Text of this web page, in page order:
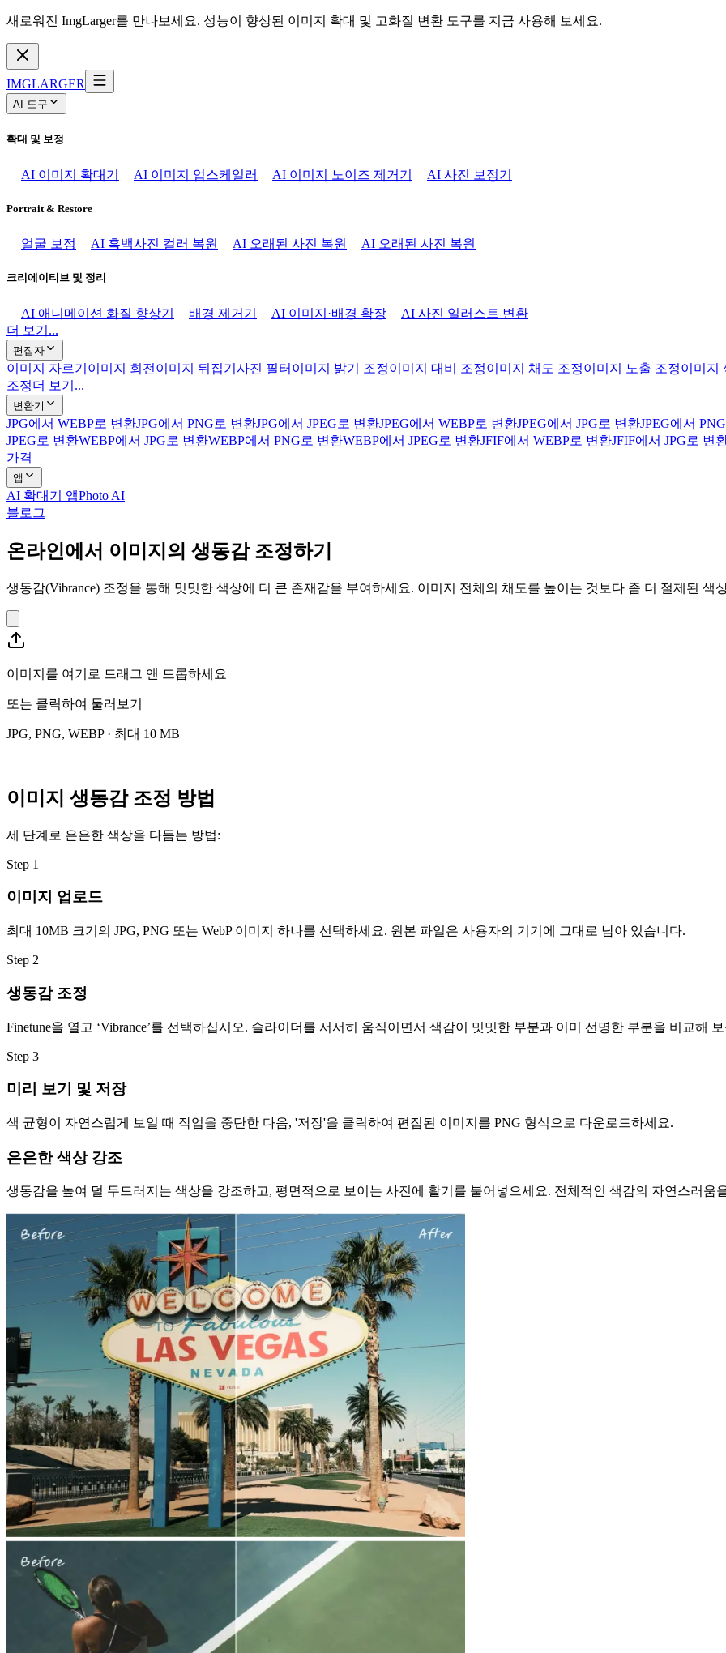
새로워진 ImgLarger를 만나보세요. 성능이 향상된 이미지 확대 및 고화질 변환 도구를 지금 사용해 보세요.
IMGLARGER
AI 도구
확대 및 보정
AI 이미지 확대기 AI 이미지 업스케일러 AI 이미지 노이즈 제거기 AI 사진 보정기
Portrait & Restore
얼굴 보정 AI 흑백사진 컬러 복원 AI 오래된 사진 복원 AI 오래된 사진 복원
크리에이티브 및 정리
AI 애니메이션 화질 향상기 배경 제거기 AI 이미지·배경 확장
AI 사진 일러스트 변환
더 보기...
편집자
이미지 자르기 이미지 회전 이미지 뒤집기 사진 필터 이미지 밝기 조정이미지 대비 조정이미지 채도 조정이미지 노출 조정이미지
조정더 보기...
변환기
JPG에서 WEBP로 변환JPG에서 PNG로 변환JPG에서 JPEG로 변환JPEG에서 WEBP로 변환JPEG에서 JPG로 변환JPEG에서
JPEG로 변환WEBP에서 JPG로 변환WEBP에서 PNG로 변환WEBP에서 JPEG로 변환JFIF에서 WEBP로 변환JFIF에서 JPG로 변
가격
앱
AI 확대기 앱Photo AI
블로그
온라인에서 이미지의 생동감 조정하기
생동감(Vibrance) 조정을 통해 밋밋한 색상에 더 큰 존재감을 부여하세요. 이미지 전체의 채도를 높이는 것보다 좀 더 절제된 색
이미지를 여기로 드래그 앤 드롭하세요
또는 클릭하여 둘러보기
JPG, PNG, WEBP · 최대 10 MB
이미지 생동감 조정 방법
세 단계로 은은한 색상을 다듬는 방법:
Step 1
이미지 업로드
최대 10MB 크기의 JPG, PNG 또는 WebP 이미지 하나를 선택하세요. 원본 파일은 사용자의 기기에 그대로 남아 있습니다.
Step 2
생동감 조정
Finetune을 열고 ‘Vibrance’를 선택하십시오. 슬라이더를 서서히 움직이면서 색감이 밋밋한 부분과 이미 선명한 부분을 비교해
Step 3
미리 보기 및 저장
색 균형이 자연스럽게 보일 때 작업을 중단한 다음, '저장'을 클릭하여 편집된 이미지를 PNG 형식으로 다운로드하세요.
은은한 색상 강조
생동감을 높여 덜 두드러지는 색상을 강조하고, 평면적으로 보이는 사진에 활기를 불어넣으세요. 전체적인 색감의 자연스러움